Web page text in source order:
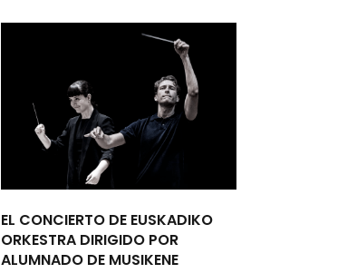
EL CONCIERTO DE EUSKADIKO
ORKESTRA DIRIGIDO POR
ALUMNADO DE MUSIKENE